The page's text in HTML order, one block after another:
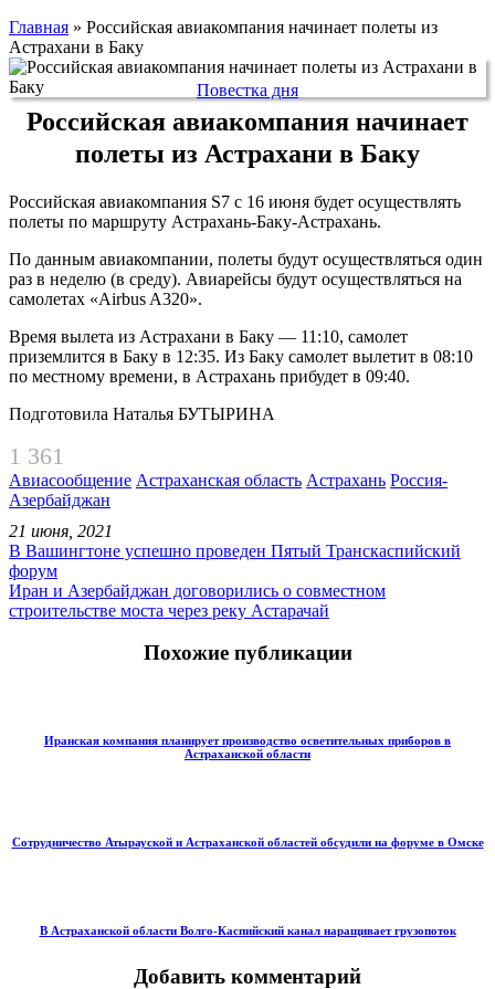
Главная » Российская авиакомпания начинает полеты из
Астрахани в Баку
Повестка дня
Российская авиакомпания начинает
полеты из Астрахани в Баку
Российская авиакомпания S7 с 16 июня будет осуществлять
полеты по маршруту Астрахань-Баку-Астрахань.
По данным авиакомпании, полеты будут осуществляться один
раз в неделю (в среду). Авиарейсы будут осуществляться на
самолетах «Airbus A320».
Время вылета из Астрахани в Баку — 11:10, самолет
приземлится в Баку в 12:35. Из Баку самолет вылетит в 08:10
по местному времени, в Астрахань прибудет в 09:40.
Подготовила Наталья БУТЫРИНА
1 361
Авиасообщение Астраханская область Астрахань Россия-
Азербайджан
21 июня, 2021
В Вашингтоне успешно проведен Пятый Транскаспийский
форум
Иран и Азербайджан договорились о совместном
строительстве моста через реку Астарачай
Похожие публикации
Иранская компания планирует производство осветительных приборов в
Астраханской области
Сотрудничество Атырауской и Астраханской областей обсудили на форуме в Омске
В Астраханской области Волго-Каспийский канал наращивает грузопоток
Добавить комментарий